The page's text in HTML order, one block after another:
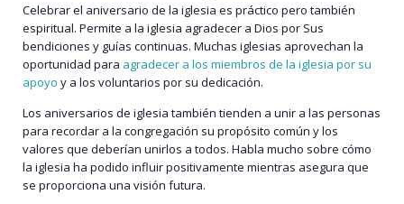
Celebrar el aniversario de la iglesia es práctico pero también
espiritual. Permite a la iglesia agradecer a Dios por Sus
bendiciones y guías continuas. Muchas iglesias aprovechan la
oportunidad para agradecer a los miembros de la iglesia por su
apoyo y a los voluntarios por su dedicación.
Los aniversarios de iglesia también tienden a unir a las personas
para recordar a la congregación su propósito común y los
valores que deberían unirlos a todos. Habla mucho sobre cómo
la iglesia ha podido influir positivamente mientras asegura que
se proporciona una visión futura.